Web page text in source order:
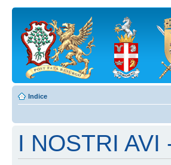
Indice
I NOSTRI